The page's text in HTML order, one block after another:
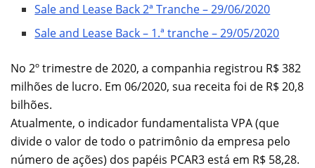
Sale and Lease Back 2ª Tranche – 29/06/2020
Sale and Lease Back – 1.ª tranche – 29/05/2020
No 2º trimestre de 2020, a companhia registrou R$ 382
milhões de lucro. Em 06/2020, sua receita foi de R$ 20,8
bilhões.
Atualmente, o indicador fundamentalista VPA (que
divide o valor de todo o patrimônio da empresa pelo
número de ações) dos papéis PCAR3 está em R$ 58,28.